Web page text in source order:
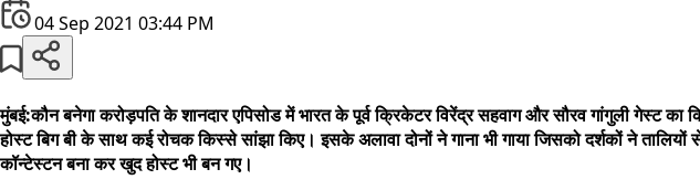
04 Sep 2021 03:44 PM
मुंबई:कौन बनेगा करोड़पति के शानदार एपिसोड में भारत के पूर्व क्रिकेटर विरेंद्र सहवाग और सौरव गांगुली गेस्ट
होस्ट बिग बी के साथ कई रोचक किस्से सांझा किए। इसके अलावा दोनों ने गाना भी गाया जिसको दर्शकों ने
कॉन्टेस्टन बना कर खुद होस्ट भी बन गए।